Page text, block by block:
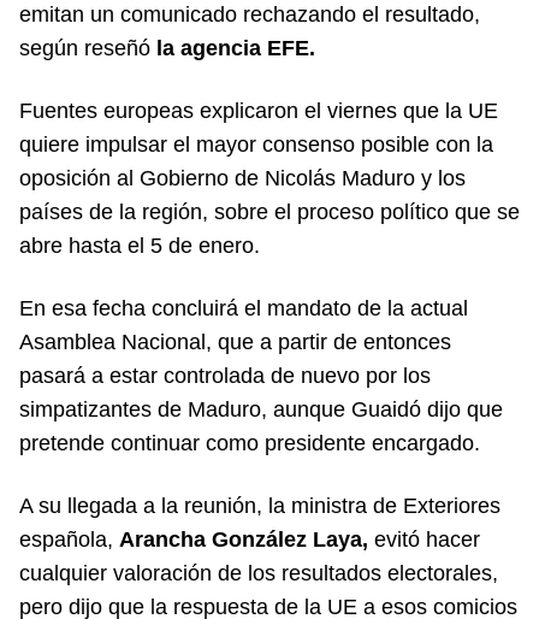
emitan un comunicado rechazando el resultado,
según reseñó la agencia EFE.
Fuentes europeas explicaron el viernes que la UE
quiere impulsar el mayor consenso posible con la
oposición al Gobierno de Nicolás Maduro y los
países de la región, sobre el proceso político que se
abre hasta el 5 de enero.
En esa fecha concluirá el mandato de la actual
Asamblea Nacional, que a partir de entonces
pasará a estar controlada de nuevo por los
simpatizantes de Maduro, aunque Guaidó dijo que
pretende continuar como presidente encargado.
A su llegada a la reunión, la ministra de Exteriores
española, Arancha González Laya, evitó hacer
cualquier valoración de los resultados electorales,
pero dijo que la respuesta de la UE a esos comicios